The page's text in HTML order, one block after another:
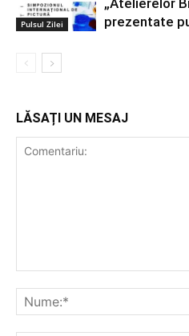
Pulsul Zilei
„Atelierelor
prezentate
LĂSAȚI UN MESAJ